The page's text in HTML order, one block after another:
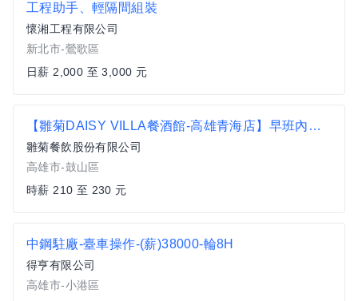
工程助手、輕隔間組裝
懷湘工程有限公司
新北市-鶯歌區
日薪 2,000 至 3,000 元
【雛菊DAISY VILLA餐酒館-高雄青海店】早班內場計時人員
雛菊餐飲股份有限公司
高雄市-鼓山區
時薪 210 至 230 元
中鋼駐廠-臺車操作-(薪)38000-輪8H
得亨有限公司
高雄市-小港區